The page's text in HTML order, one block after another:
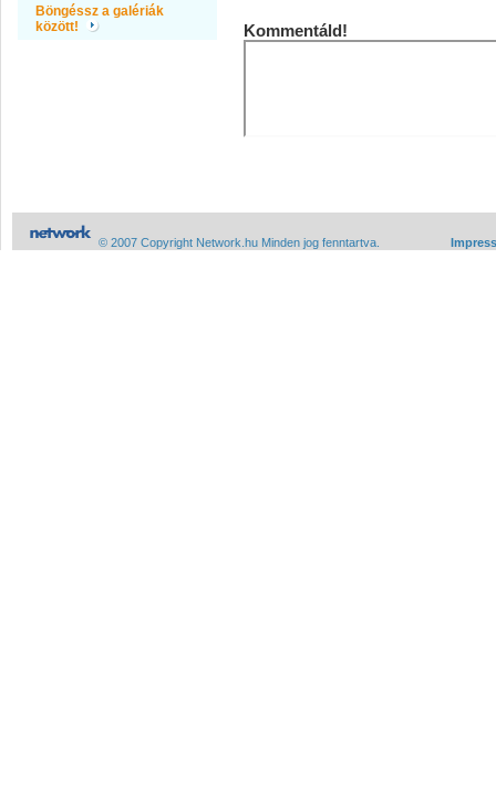
Böngéssz a galériák
között!
Kommentáld!
© 2007 Copyright Network.hu Minden jog fenntartva.